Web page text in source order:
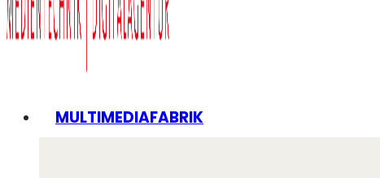
MULTIMEDIAFABRIK